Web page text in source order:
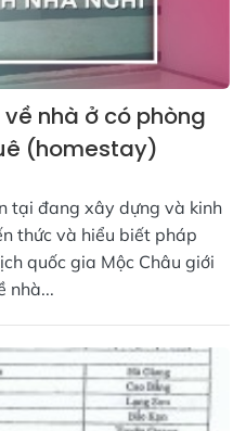
nhà ở có phòng
(homestay)
tại đang xây dựng và kinh
thức và hiểu biết pháp
quốc gia Mộc Châu giới
nhà...